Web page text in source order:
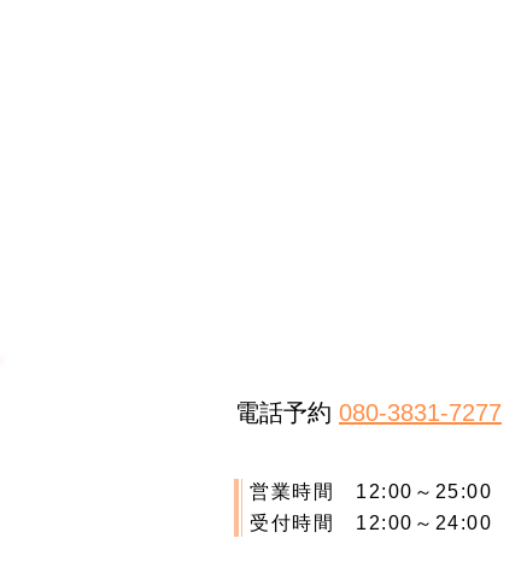
電話予約 080-3831-7277
営業時間 12:00～25:00
受付時間 12:00～24:00